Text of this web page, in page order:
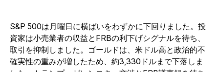
S&P 500は月曜日に横ばいをわずかに下回りました。投
資家は小売業者の収益とFRBの利下げシグナルを待ち、
取引を抑制しました。ゴールドは、米ドル高と政治的不
確実性の重みが増したため、約3,330ドルまで下落しま